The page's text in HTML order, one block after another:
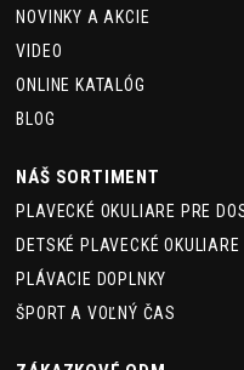
NOVINKY A AKCIE
VIDEO
ONLINE KATALÓG
BLOG
NÁŠ SORTIMENT
PLAVECKÉ OKULIARE PRE
DETSKÉ PLAVECKÉ OKULIARE
PLÁVACIE DOPLNKY
ŠPORT A VOĽNÝ ČAS